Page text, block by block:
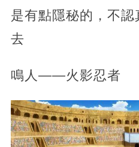
是有點隱秘的，不認
去
鳴人——火影忍者